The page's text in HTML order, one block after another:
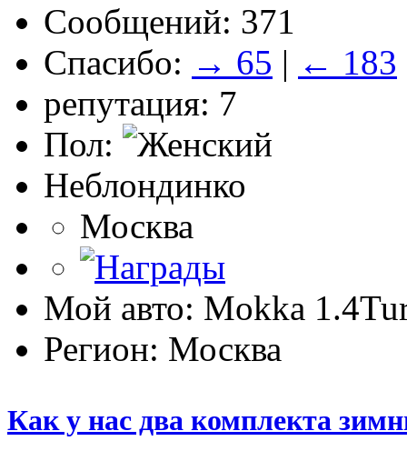
Сообщений: 371
Спасибо: → 65 | ← 183
репутация: 7
Пол:
Неблондинко
Москва
Мой авто: Mokka
Регион: Москва
Как у нас два комплекта